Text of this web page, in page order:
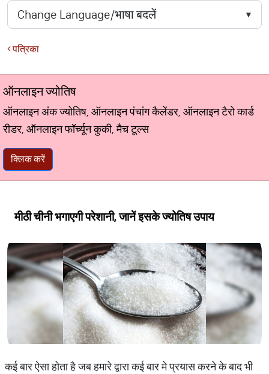
पत्रिका
ऑनलाइन ज्योतिष
ऑनलाइन अंक ज्योतिष, ऑनलाइन पंचांग कैलेंडर, ऑनलाइन टैरो कार्ड
रीडर, ऑनलाइन फॉर्च्यून कुकी, मैच टूल्स
क्लिक करें
मीठी चीनी भगाएगी परेशानी, जानें इसके ज्योतिष उपाय
कई बार ऐसा होता है जब हमारे द्वारा कई बार मे प्रयास करने के बाद भी